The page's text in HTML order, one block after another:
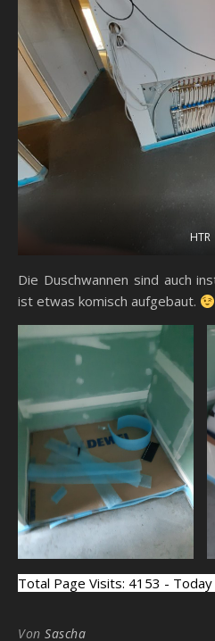
HTR
Die Duschwannen sind auch
ist etwas komisch aufgebaut.
Total Page Visits: 4153 - Today
Von Sascha